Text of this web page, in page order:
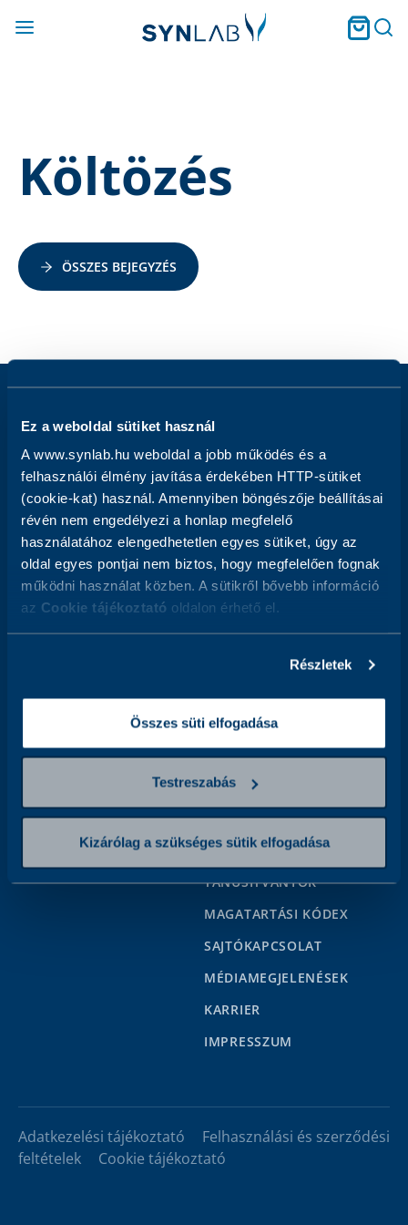
Ez a weboldal sütiket használ
A www.synlab.hu weboldal a jobb működés és a
felhasználói élmény javítása érdekében HTTP-sütiket
(cookie-kat) használ. Amennyiben böngészője beállításai
révén nem engedélyezi a honlap megfelelő
használatához elengedhetetlen egyes sütiket, úgy az
oldal egyes pontjai nem biztos, hogy megfelelően fognak
működni használat közben. A sütikről bővebb információ
az Cookie tájékoztató oldalon érhető el.
Részletek
Összes süti elfogadása
Testreszabás
Kizárólag a szükséges sütik elfogadása
Költözés
ÖSSZES BEJEGYZÉS
Iratkozzon fel hírlevelünkre
Email
Address
Elolvastam és elfogadom az Adatkezelési tájékoztatót,
és
hozzájárulok ahhoz, hogy az adatkezelő a megadott személyes
adataimat a tájékoztatóban foglaltak szerint kezelje.
Kövessen minket
Segítség Rólunk
MIÉRT A SYNLAB?
SYNLAB AKADÉMIA
UNIÓS PÁLYÁZAT
TANÚSÍTVÁNYOK
MAGATARTÁSI KÓDEX
SAJTÓKAPCSOLAT
MÉDIAMEGJELENÉSEK
KARRIER
IMPRESSZUM
Adatkezelési tájékoztató
Felhasználási és szerződési
feltételek
Cookie tájékoztató